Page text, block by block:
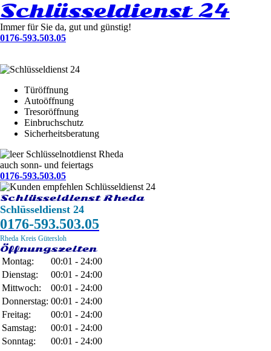
Schlüsseldienst 24
Immer für Sie da, gut und günstig!
0176-593.503.05
Türöffnung
Autoöffnung
Tresoröffnung
Einbruchschutz
Sicherheitsberatung
Schlüsselnotdienst Rheda
auch sonn- und feiertags
0176-593.503.05
Schlüsseldienst Rheda
Schlüsseldienst 24
0176-593.503.05
Rheda Kreis Gütersloh
Öffnungszeiten
Montag:
00:01 - 24:00
Dienstag:
00:01 - 24:00
Mittwoch:
00:01 - 24:00
Donnerstag: 00:01 - 24:00
Freitag:
00:01 - 24:00
Samstag:
00:01 - 24:00
Sonntag:
00:01 - 24:00